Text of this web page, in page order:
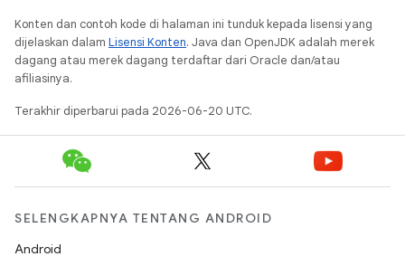
Konten dan contoh kode di halaman ini tunduk kepada lisensi yang
dijelaskan dalam Lisensi Konten. Java dan OpenJDK adalah merek
dagang atau merek dagang terdaftar dari Oracle dan/atau
afiliasinya.
Terakhir diperbarui pada 2026-06-20 UTC.
SELENGKAPNYA TENTANG ANDROID
Android